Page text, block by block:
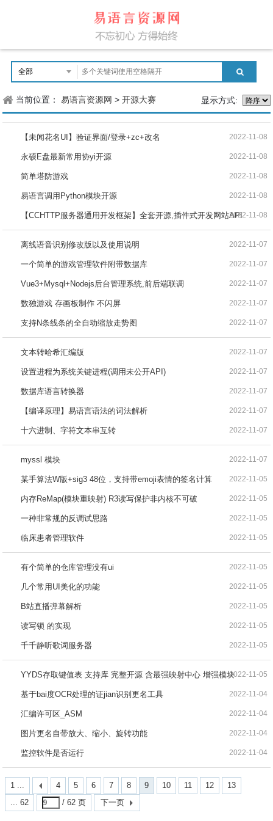
当前位置：易语言资源网 >开源大赛 显示方式:
【未闻花名UI】验证界面/登录+zc+改名 2022-11-08
永硕E盘最新常用协yi开源 2022-11-08
简单塔防游戏 2022-11-08
易语言调用Python模块开源 2022-11-08
【CCHTTP服务器通用开发框架】全套开源,插件式开发网站API2022-11-08
离线语音识别修改版以及使用说明 2022-11-07
一个简单的游戏管理软件附带数据库 2022-11-07
Vue3+Mysql+Nodejs后台管理系统,前后端联调 2022-11-07
数独游戏 存画板制作 不闪屏 2022-11-07
支持N条线条的全自动缩放走势图 2022-11-07
文本转哈希汇编版 2022-11-07
设置进程为系统关键进程(调用未公开API) 2022-11-07
数据库语言转换器 2022-11-07
【编译原理】易语言语法的词法解析 2022-11-07
十六进制、字符文本串互转 2022-11-07
myssl 模块 2022-11-07
某手算法W版+sig3 48位，支持带emoji表情的签名计算 2022-11-05
内存ReMap(模块重映射) R3读写保护非内核不可破 2022-11-05
一种非常规的反调试思路 2022-11-05
临床患者管理软件 2022-11-05
有个简单的仓库管理没有ui 2022-11-05
几个常用UI美化的功能 2022-11-05
B站直播弹幕解析 2022-11-05
读写锁 的实现 2022-11-05
千千静听歌词服务器 2022-11-05
YYDS存取键值表 支持库 完整开源 含最强映射中心 增强模块2022-11-05
基于bai度OCR处理的证jian识别更名工具 2022-11-04
汇编许可区_ASM 2022-11-04
图片更名自带放大、缩小、旋转功能 2022-11-04
监控软件是否运行 2022-11-04
1 ... 4 5 6 7 8 9 10 11 12
13
... 62
/ 62 页 下一页